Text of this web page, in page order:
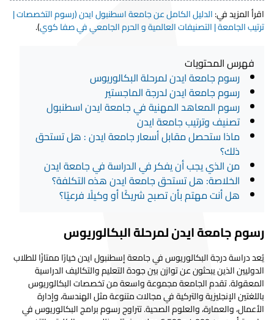
اقرأ المزيد في:الدليل الكامل عن جامعة اسطنبول ايدن (رسوم التخصصات |
ترتيب الجامعة | التصنيفات العالمية و الحرم الجامعي في صفا كوي).
فهرس المحتويات
رسوم جامعة ايدن لمرحلة البكالوريوس
رسوم جامعة ايدن لدرجة الماجستير
رسوم المعاهد المهنية في جامعة ايدن اسطنبول
تصنيف وترتيب جامعة ايدن
ماذا ستحصل مقابل أسعار جامعة ايدن : هل تستحق
ذلك؟
من الذي يجب أن يفكر في الدراسة في جامعة ايدن
الخلاصة: هل تستحق جامعة ايدن هذه التكلفة؟
هل أنت مهتم بأن تصبح شريكًا أو وكيلًا فرعيًا؟
رسوم جامعة ايدن لمرحلة البكالوريوس
يُعد دراسة درجة البكالوريوس في جامعة إسطنبول ايدن خيارًا ممتازًا للطلاب
الدوليين الذين يبحثون عن توازن بين جودة التعليم والتكاليف الدراسية
المعقولة. تقدم الجامعة مجموعة واسعة من تخصصات البكالوريوس
باللغتين الإنجليزية والتركية في مجالات متنوعة مثل الهندسة، وإدارة
الأعمال، والعمارة، والعلوم الصحية. تتراوح رسوم برامج البكالوريوس في